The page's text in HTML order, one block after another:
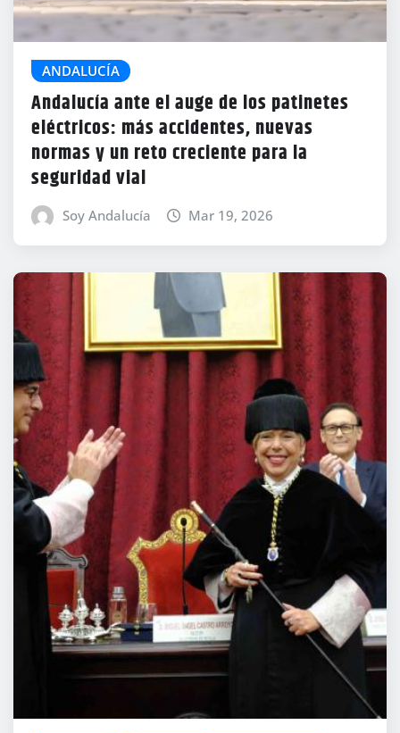
ANDALUCÍA
Andalucía ante el auge de los patinetes
eléctricos: más accidentes, nuevas
normas y un reto creciente para la
seguridad vial
Soy Andalucía Mar 19, 2026